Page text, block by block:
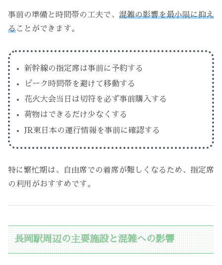
事前の準備と時間帯の工夫で、 混雑の影響を最小限に抑え
ることができます。
新幹線の指定席は事前に予約する
ピーク時間帯を避けて移動する
花火大会当日は切符を必ず事前購入する
荷物はできるだけ少なくする
JR東日本の運行情報を事前に確認する
特に繁忙期は、自由席での着席が難しくなるため、指定席
の利用がおすすめです。
長岡駅周辺の主要施設と混雑への影響